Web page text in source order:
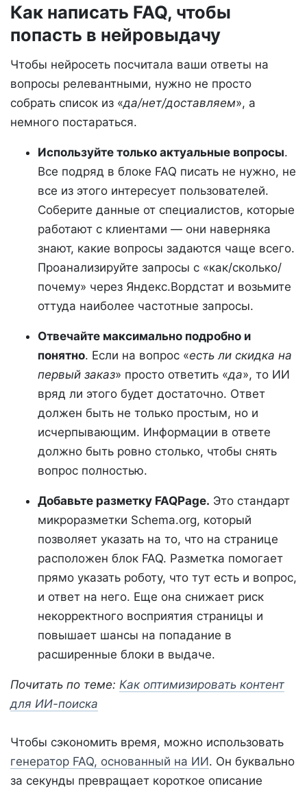
Как написать FAQ, чтобы
попасть в нейровыдачу
Чтобы нейросеть посчитала ваши ответы на
вопросы релевантными, нужно не просто
собрать список из «да/нет/доставляем», а
немного постараться.
Используйте только актуальные вопросы.
Все подряд в блоке FAQ писать не нужно, не
все из этого интересует пользователей.
Соберите данные от специалистов, которые
работают с клиентами — они наверняка
знают, какие вопросы задаются чаще всего.
Проанализируйте запросы с «как/сколько/
почему» через Яндекс.Вордстат и возьмите
оттуда наиболее частотные запросы.
Отвечайте максимально подробно и
понятно. Если на вопрос «есть ли скидка на
первый заказ» просто ответить «да», то ИИ
вряд ли этого будет достаточно. Ответ
должен быть не только простым, но и
исчерпывающим. Информации в ответе
должно быть ровно столько, чтобы снять
вопрос полностью.
Добавьте разметку FAQPage. Это стандарт
микроразметки Schema.org, который
позволяет указать на то, что на странице
расположен блок FAQ. Разметка помогает
прямо указать роботу, что тут есть и вопрос,
и ответ на него. Еще она снижает риск
некорректного восприятия страницы и
повышает шансы на попадание в
расширенные блоки в выдаче.
Почитать по теме: Как оптимизировать контент
для ИИ-поиска
Чтобы сэкономить время, можно использовать
генератор FAQ, основанный на ИИ. Он буквально
за секунды превращает короткое описание